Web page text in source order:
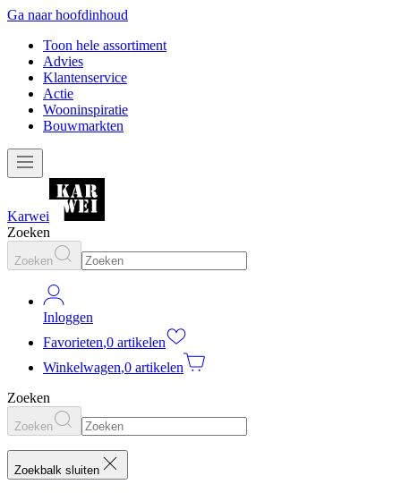
Ga naar hoofdinhoud
Toon hele assortiment
Advies
Klantenservice
Actie
Wooninspiratie
Bouwmarkten
Karwei
Zoeken
Zoeken
Inloggen
Favorieten,0 artikelen
Winkelwagen,0 artikelen
Zoeken
Zoeken
Zoekbalk sluiten